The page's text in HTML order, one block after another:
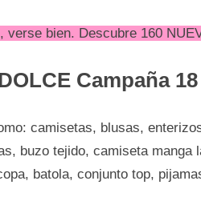
bien. Descubre 160
Campaña 18
camisetas, blusas,
buzo tejido, camiseta manga
batola, conjunto top,